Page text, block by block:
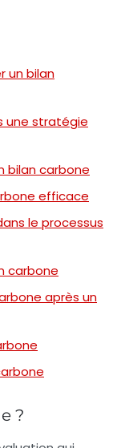
un bilan
une stratégie
bilan carbone
efficace
le processus
carbone
après un
?